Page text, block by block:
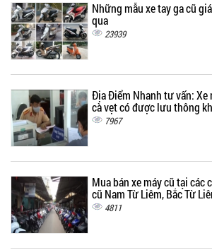
Những mẫu xe tay ga cũ
qua
23939
Địa Điểm Nhanh tư vấn: Xe
cà vẹt có được lưu thông
7967
Mua bán xe máy cũ tại các
cũ Nam Từ Liêm, Bắc Từ
4811